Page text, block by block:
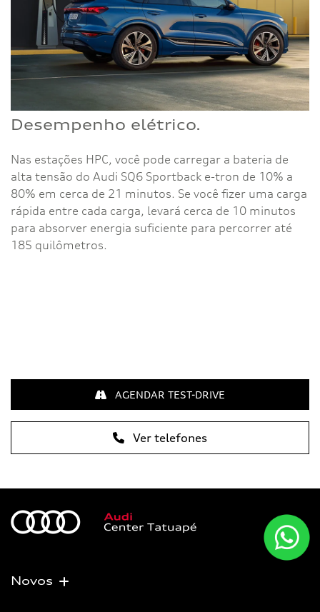
Desempenho elétrico.
Nas estações HPC, você pode carregar a bateria de
alta tensão do Audi SQ6 Sportback e-tron de 10% a
80% em cerca de 21 minutos. Se você fizer uma carga
rápida entre cada carga, levará cerca de 10 minutos
para absorver energia suficiente para percorrer até
185 quilômetros.
Ver telefones
AGENDAR TEST-DRIVE
Novos